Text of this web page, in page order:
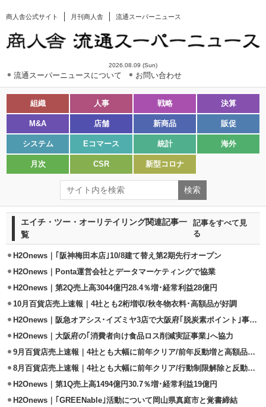
商人舎公式サイト 月刊商人舎 流通スーパーニュース
2026.08.09 (Sun)
流通スーパーニュースについて お問い合わせ
組織 人事 戦略 決算
M&A 店舗 新商品 販促
システム Eコマース 統計 海外
月次 CSR 新型コロナ
エイチ・ツー・オーリテイリング関連記事一
覧
記事をすべて見
る
H2Onews｜｢阪神梅田本店｣10/8建て替え第2期先行オープン
H2Onews｜Ponta運営会社とデータマーケティングで協業
H2Onews｜第2Q売上高3044億円28.4％増･経常利益28億円
10月百貨店売上速報｜4社とも2桁増収/秋冬物衣料･高額品が好調
H2Onews｜阪急オアシス･イズミヤ3店で大阪府｢脱炭素ポイント｣事業実施
H2Onews｜大阪府の｢消費者向け食品ロス削減実証事業｣へ協力
9月百貨店売上速報｜4社とも大幅に前年クリア/前年反動増と高額品好調
8月百貨店売上速報｜4社とも大幅に前年クリア/行動制限解除と反動増が貢献
H2Onews｜第1Q売上高1494億円30.7％増･経常利益19億円
H2Onews｜｢GREENable｣活動について岡山県真庭市と覚書締結